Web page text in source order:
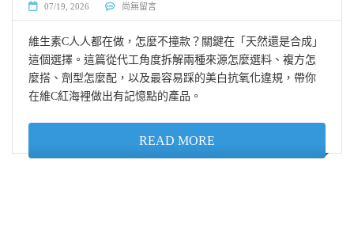
07/19, 2026 尚無留言
維生素C人人都在做，怎麼不撞款？關鍵在「天然還是合成」
這個選擇。這篇從代工角度拆解兩種來源怎麼選料、複方怎
麼搭、劑型怎麼配，以及最容易踩的美白抗氧化違規，帶你
在維C紅海裡做出有記憶點的產品。
READ MORE